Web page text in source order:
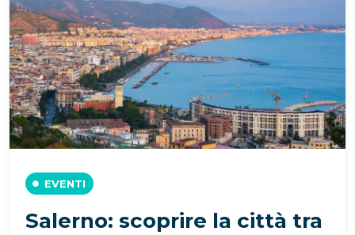
EVENTI
Salerno: scoprire la città tra